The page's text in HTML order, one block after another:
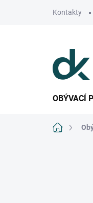
Kontakty
OBÝVACÍ
Domů